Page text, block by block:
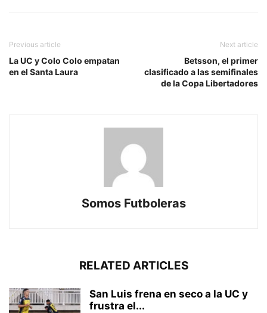
Previous article
La UC y Colo Colo empatan
en el Santa Laura
Next article
Betsson, el primer
clasificado a las semifinales
de la Copa Libertadores
Somos Futboleras
RELATED ARTICLES
San Luis frena en seco a la UC y
frustra el...